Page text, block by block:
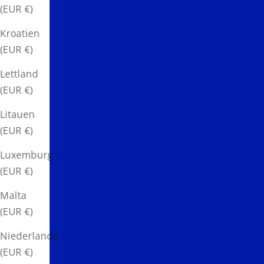
(EUR €)
Kroatien
(EUR €)
Lettland
(EUR €)
Litauen
(EUR €)
Luxemburg
(EUR €)
Malta
(EUR €)
Niederlande
(EUR €)